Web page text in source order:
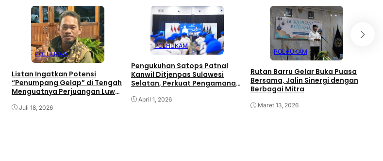
POLHUKAM
Listan Ingatkan Potensi
“Penumpang Gelap” di Tengah
Menguatnya Perjuangan Luwu
Juli 18, 2026
POLHUKAM
Pengukuhan Satops Patnal
Kanwil Ditjenpas Sulawesi
Selatan, Perkuat Pengamanan
April 1, 2026
POLHUKAM
Rutan Barru Gelar Buka Puasa
Bersama, Jalin Sinergi dengan
Berbagai Mitra
Maret 13, 2026